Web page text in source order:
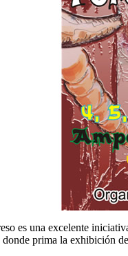
es una excelente
prima la exhibición